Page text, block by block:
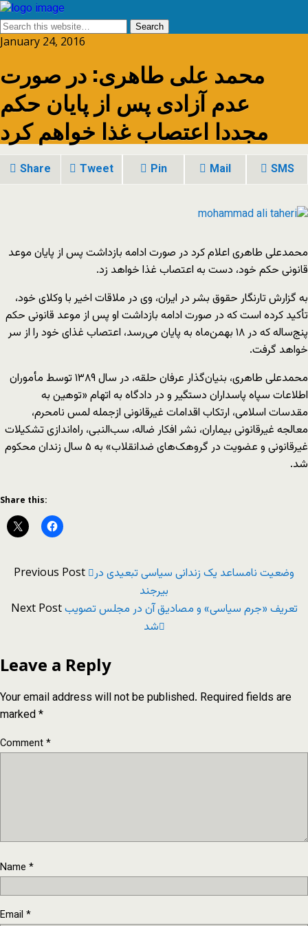
January 24, 2016
محمد علی طاهری: در صورت
عدم آزادی پس از پایان حکم
مجددا اعتصاب غذا خواهم کرد
Share Tweet Pin Mail SMS
محمدعلی طاهری اعلام کرد در صورت ادامه بازداشت پس از پایان موعد
قانونی حکم خود، دست به اعتصاب غذا خواهد زد.
به گزارش تارنگار حقوق بشر در ایران، وی در ملاقات اخیر با وکلای خود،
تأکید کرده است که در صورت ادامه بازداشت او پس از موعد قانونی حکم
پنج‌ساله که در ۱۸ بهمن‌ماه به پایان می‌رسد، اعتصاب غذای خود را از سر
خواهد گرفت.
محمدعلی طاهری، بنیان‌گذار عرفان حلقه، در سال ۱۳۸۹ توسط مأموران
اطلاعات سپاه پاسداران دستگیر و در دادگاه به اتهام «توهین به
مقدسات اسلامی، ارتکاب اقدامات غیرقانونی ازجمله لمس نامحرم،
معالجه غیرقانونی بیماران، نشر افکار ضاله، سب‌النبی، راه‌اندازی تشکیلات
غیرقانونی و عضویت در گروهک‌های ضدانقلاب» به ۵ سال زندان محکوم
شد.
Share this:
Previous Post وضعیت نامساعد یک زندانی سیاسی تبعیدی در
بیرجند
Next Postتعریف «جرم سیاسی» و مصادیق آن در مجلس تصویب
شد
Leave a Reply
Your email address will not be published. Required fields are
marked*
Comment*
Name *
Email *